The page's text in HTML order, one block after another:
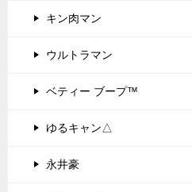
キン肉マン
ウルトラマン
ベティー ブープ™
ゆるキャン△
永井豪